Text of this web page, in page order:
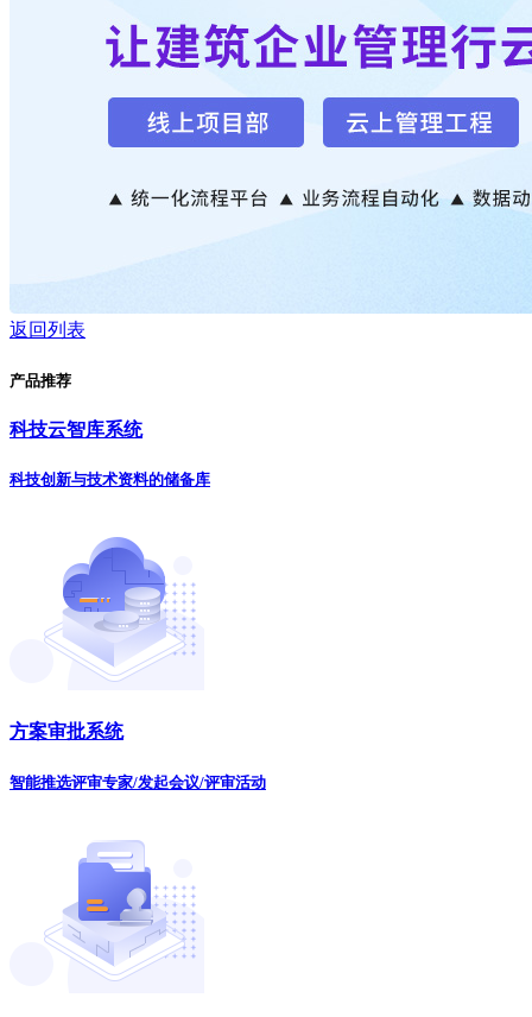
返回列表
产品推荐
科技云智库系统
科技创新与技术资料的储备库
方案审批系统
智能推选评审专家/发起会议/评审活动